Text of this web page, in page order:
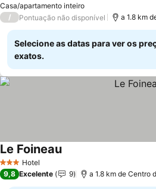
Casa/apartamento inteiro
/ Pontuação não disponível a 1.8 km
Selecione as datas para ver os
exatos.
3 EstrelasHotel
Le Foineau
9,8 Excelente 9 a 1.8 km de Centro